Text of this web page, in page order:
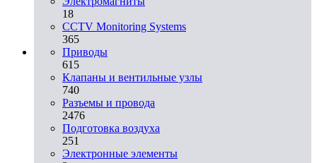
18
CCTV Monitoring Systems
365
Приводы
615
Клапаны и вентильные узлы
740
Разъемы и провода
2476
Подготовка воздуха
251
Электронные элементы